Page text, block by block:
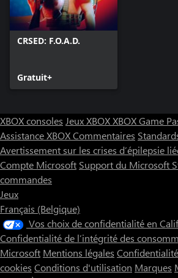
CRSED: F.O.A.D.
Gratuit+
XBOX consoles Jeux XBOXXBOX Game
Assistance XBOXCommentaires
Avertissement sur les crises d’épilepsie
Compte Microsoft Support du Microsoft
commandes
Jeux
Français (Belgique)
Vos choix de confidentialité en
Confidentialité de l’intégrité des
Microsoft Mentions légales
cookies Conditions d'utilisation Marques